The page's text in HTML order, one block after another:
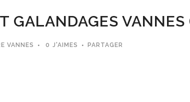
GALANDAGES VANNES
VANNES 0 J'AIMES PARTAGER